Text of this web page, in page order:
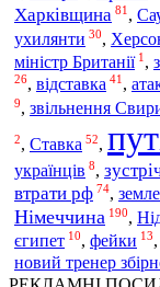
Харківщина 81 ,
ухилянти 30,
міністр Британії 1 ,
26, відставка 41 ,
9, звільнення
2, Ставка 52,
українців 8,
втрати рф 74,
Німеччина 190,
єгипет 10, фейки 13,
новий тренер